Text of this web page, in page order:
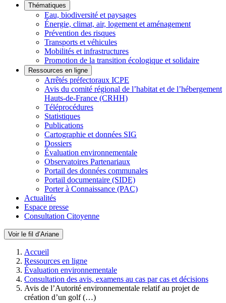
Thématiques
Eau, biodiversité et paysages
Énergie, climat, air, logement et aménagement
Prévention des risques
Transports et véhicules
Mobilités et infrastructures
Promotion de la transition écologique et solidaire
Ressources en ligne
Arrêtés préfectoraux ICPE
Avis du comité régional de l’habitat et de l’hébergement
Hauts-de-France (CRHH)
Téléprocédures
Statistiques
Publications
Cartographie et données SIG
Dossiers
Évaluation environnementale
Observatoires Partenariaux
Portail des données communales
Portail documentaire (SIDE)
Porter à Connaissance (PAC)
Actualités
Espace presse
Consultation Citoyenne
Voir le fil d’Ariane
Accueil
Ressources en ligne
Évaluation environnementale
Consultation des avis, examens au cas par cas et décisions
Avis de l’Autorité environnementale relatif au projet de
création d’un golf (…)